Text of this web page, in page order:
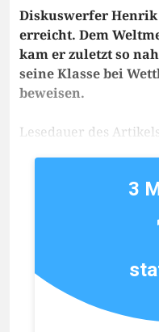
Diskuswerfer Henrik
erreicht. Dem
kam er zuletzt so
seine Klasse bei
beweisen.
Lesedauer des
3